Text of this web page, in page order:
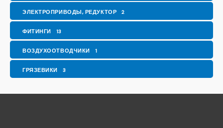
ЭЛЕКТРОПРИВОДЫ, РЕДУКТОР 2
ФИТИНГИ 13
ВОЗДУХООТВОДЧИКИ 1
ГРЯЗЕВИКИ 3